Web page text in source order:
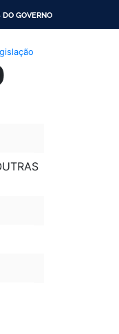
DO GOVERNO